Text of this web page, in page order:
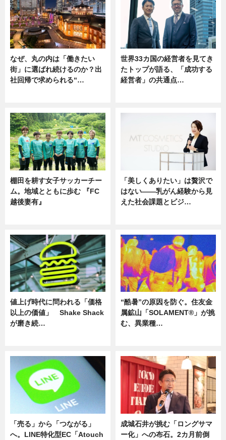
なぜ、丸の内は「働きたい
街」に選ばれ続けるのか？出
社回帰で求められる“…
世界33カ国の経営者を見てき
たトップが語る、「成功する
経営者」の共通点…
棚田を耕す女子サッカーチー
ム。地域とともに歩む 『FC
越後妻有』
「美しくありたい」は贅沢で
はない――乳がん経験から見
えた社会課題とビジ…
値上げ時代に問われる「価格
以上の価値」 Shake Shack
が磨き続…
“酷暑”の原因を防ぐ。住友金
属鉱山「SOLAMENT®」が挑
む、異業種…
「売る」から「つながる」
へ。LINE特化型EC「Atouch
成城石井が挑む「ロングサマ
ー化」への布石。2カ月前倒